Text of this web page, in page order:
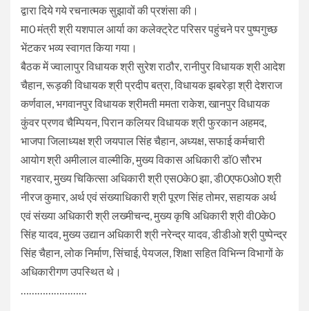
द्वारा दिये गये रचनात्मक सुझावों की प्रशंसा की।
मा0 मंत्री श्री यशपाल आर्या का कलेक्ट्रेट परिसर पहुंचने पर पुष्पगुच्छ
भेंटकर भव्य स्वागत किया गया।
बैठक में ज्वालापुर विधायक श्री सुरेश राठौर, रानीपुर विधायक श्री आदेश
चैहान, रूड़की विधायक श्री प्रदीप बत्रा, विधायक झबरेड़ा श्री देशराज
कर्णवाल, भगवानपुर विधायक श्रीमती ममता राकेश, खानपुर विधायक
कुंवर प्रणव चैम्पियन, पिरान कलियर विधायक श्री फुरकान अहमद,
भाजपा जिलाध्यक्ष श्री जयपाल सिंह चैहान, अध्यक्ष, सफाई कर्मचारी
आयोग श्री अमीलाल वाल्मीकि, मुख्य विकास अधिकारी डाॅ0 सौरभ
गहरवार, मुख्य चिकित्सा अधिकारी श्री एस0के0 झा, डी0एफ0ओ0 श्री
नीरज कुमार, अर्थ एवं संख्याधिकारी श्री पूरण सिंह तोमर, सहायक अर्थ
एवं संख्या अधिकारी श्री लख्मीचन्द, मुख्य कृषि अधिकारी श्री वी0के0
सिंह यादव, मुख्य उद्यान अधिकारी श्री नरेन्द्र यादव, डीडीओ श्री पुष्पेन्द्र
सिंह चैहान, लोक निर्माण, सिंचाई, पेयजल, शिक्षा सहित विभिन्न विभागों के
अधिकारीगण उपस्थित थे।